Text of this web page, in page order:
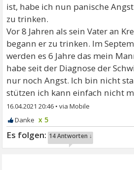
ist, habe ich nun panische
zu trinken.
Vor 8 Jahren als sein Vater an
begann er zu trinken. Im
werden es 6 Jahre das mein
habe seit der Diagnose der
nur noch Angst. Ich bin nicht
stützen ich kann einfach nicht
16.04.2021 20:46 •
x 5
14 Antworten ↓